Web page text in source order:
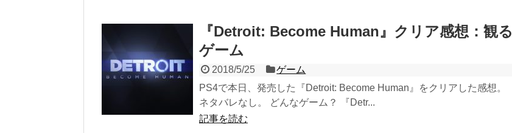
『Detroit: Become Human』クリア感想：観る
ゲーム
2018/5/25
ゲーム
PS4で本日、発売した『Detroit: Become Human』をクリアした感想。
ネタバレなし。 どんなゲーム？ 『Detr...
記事を読む